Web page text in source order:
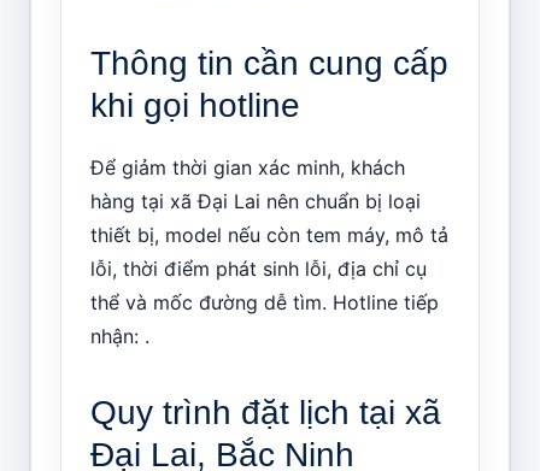
Thông tin cần cung cấp
khi gọi hotline
Để giảm thời gian xác minh, khách
hàng tại xã Đại Lai nên chuẩn bị loại
thiết bị, model nếu còn tem máy, mô tả
lỗi, thời điểm phát sinh lỗi, địa chỉ cụ
thể và mốc đường dễ tìm. Hotline tiếp
nhận: .
Quy trình đặt lịch tại xã
Đại Lai, Bắc Ninh